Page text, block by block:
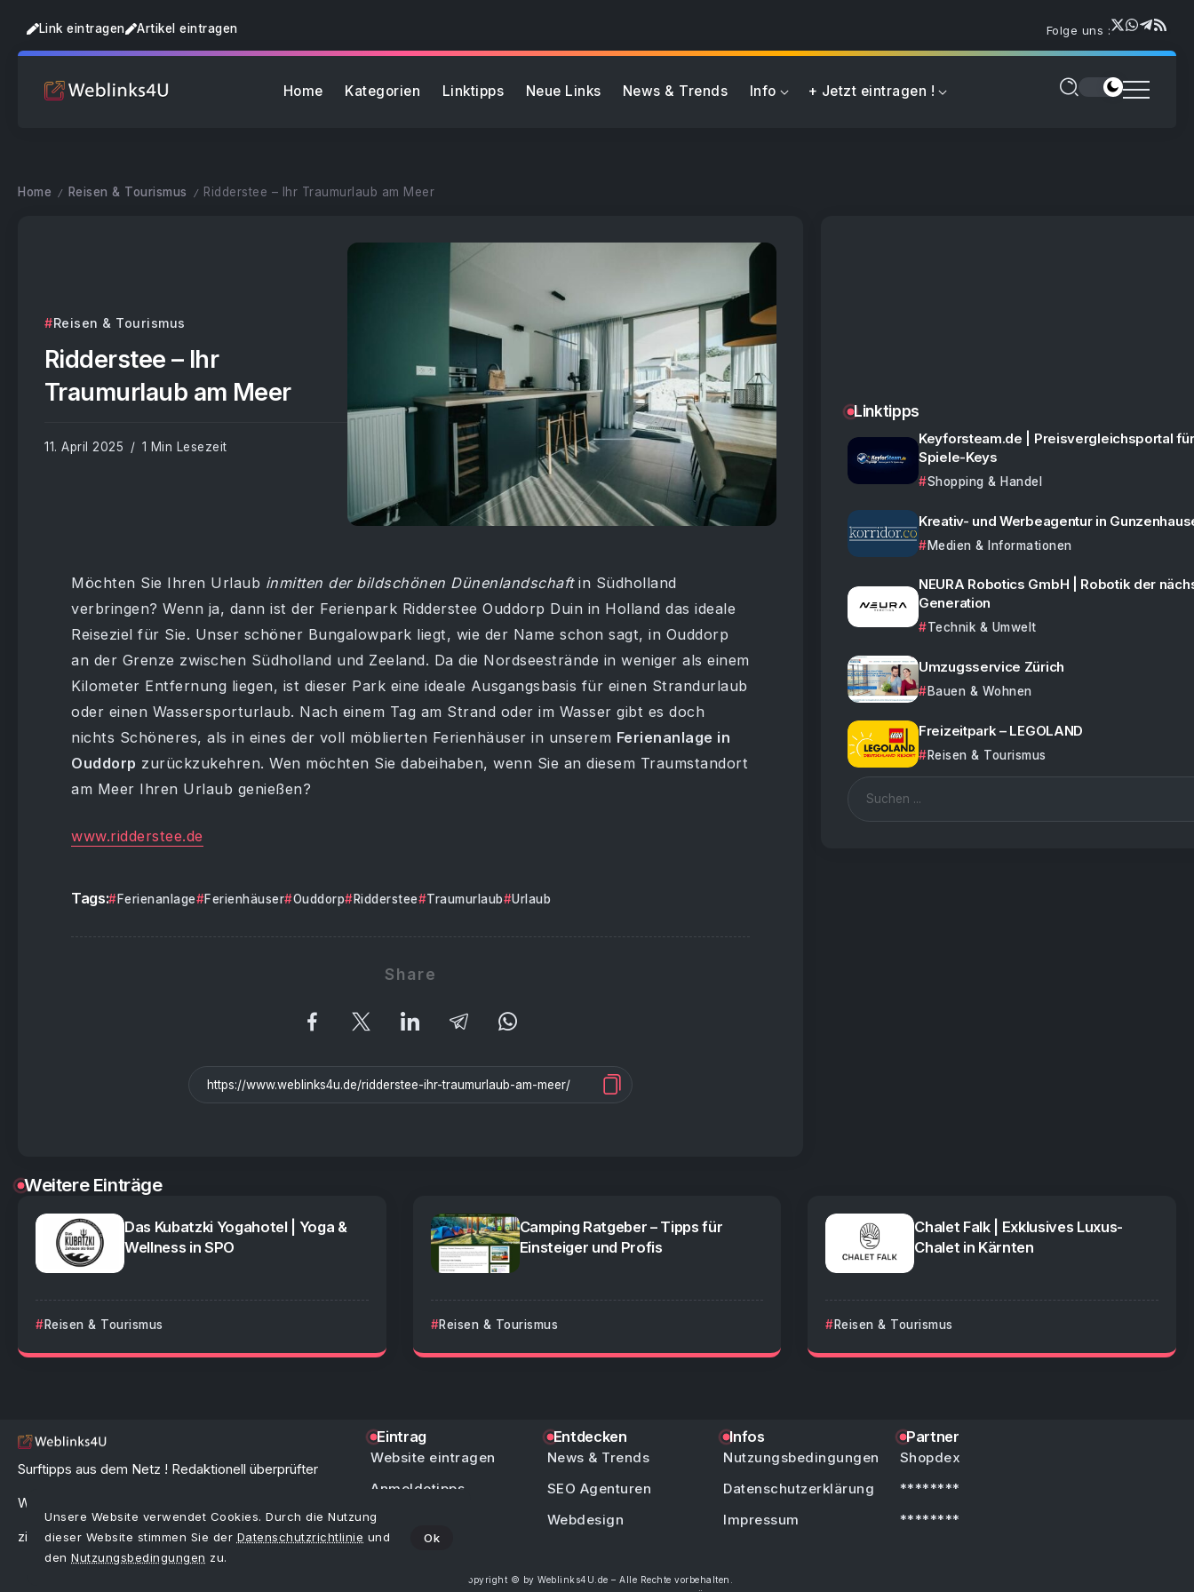
Link eintragen Artikel eintragen Folge uns :
Home Kategorien Linktipps Neue Links News & Trends Info + Jetzt eintragen !
Home / Reisen & Tourismus / Ridderstee – Ihr Traumurlaub am Meer
Reisen & Tourismus
Ridderstee – Ihr
Traumurlaub am Meer
11. April 2025 1 Min Lesezeit
Möchten Sie Ihren Urlaub inmitten der bildschönen Dünenlandschaft in Südholland
verbringen? Wenn ja, dann ist der Ferienpark Ridderstee Ouddorp Duin in Holland das ideale
Reiseziel für Sie. Unser schöner Bungalowpark liegt, wie der Name schon sagt, in Ouddorp
an der Grenze zwischen Südholland und Zeeland. Da die Nordseestrände in weniger als einem
Kilometer Entfernung liegen, ist dieser Park eine ideale Ausgangsbasis für einen Strandurlaub
oder einen Wassersporturlaub. Nach einem Tag am Strand oder im Wasser gibt es doch
nichts Schöneres, als in eines der voll möblierten Ferienhäuser in unserem Ferienanlage in
Ouddorp zurückzukehren. Wen möchten Sie dabeihaben, wenn Sie an diesem Traumstandort
am Meer Ihren Urlaub genießen?
www.ridderstee.de
Tags: Ferienanlage Ferienhäuser Ouddorp Ridderstee Traumurlaub Urlaub
Share
Linktipps
Keyforsteam.de | Preisvergleichsportal
Spiele-Keys
Shopping & Handel
Kreativ- und Werbeagentur in
Medien & Informationen
NEURA Robotics GmbH | Robotik der
Generation
Technik & Umwelt
Umzugsservice Zürich
Bauen & Wohnen
Freizeitpark – LEGOLAND
Reisen & Tourismus
Weitere Einträge
Das Kubatzki Yogahotel | Yoga &
Wellness in SPO
Reisen & Tourismus
Camping Ratgeber – Tipps für
Einsteiger und Profis
Reisen & Tourismus
Chalet Falk | Exklusives Luxus-
Chalet in Kärnten
Reisen & Tourismus
Surftipps aus dem Netz ! Redaktionell überprüfter
Webkatalog & Linkverzeichnis zur schnellen und
zielgerichteten Link-Suche im Internet.
Eintrag
Website eintragen
Anmeldetipps
FAQ / Hilfe
Entdecken
News & Trends
SEO Agenturen
Webdesign
Infos
Nutzungsbedingungen
Datenschutzerklärung
Impressum
Partner
Shopdex
********
********
Copyright © by Weblinks4U.de – Alle Rechte vorbehalten.
Unsere Website verwendet Cookies. Durch die Nutzung
dieser Website stimmen Sie der Datenschutzrichtlinie und
den Nutzungsbedingungen zu.
Ok